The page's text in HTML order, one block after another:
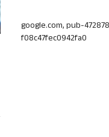
google.com, pub-
f08c47fec0942fa0